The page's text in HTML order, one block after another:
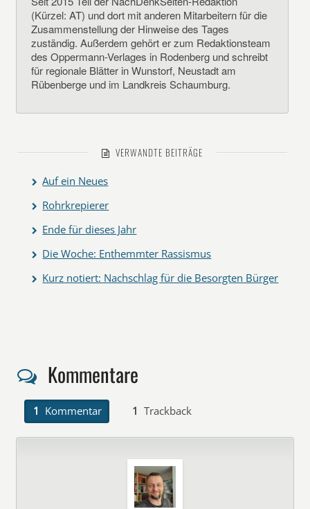
(Kürzel: AT) und dort mit anderen Mitarbeitern für die
Zusammenstellung der Hinweise des Tages
zuständig. Außerdem gehört er zum Redaktionsteam
des Oppermann-Verlages in Rodenberg und schreibt
für regionale Blätter in Wunstorf, Neustadt am
Rübenberge und im Landkreis Schaumburg.
VERWANDTE BEITRÄGE
Auf ein Neues
Rohrkrepierer
Ende für dieses Jahr
Die Woche: Enthemmter Rassismus
Kurz notiert: Nachschlag für die Besorgten Bürger
Kommentare
1 Kommentar 1 Trackback